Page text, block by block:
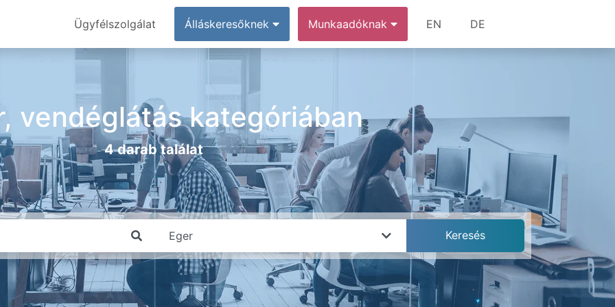
Ügyfélszolgálat Álláskeresőknek Munkaadóknak EN DE
vendéglátás kategóriában
4 darab találat